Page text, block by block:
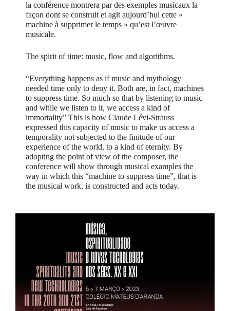
la conférence montrera par des exemples musicaux la
façon dont se construit et agit aujourd’hui cette «
machine à supprimer le temps » qu’est l’œuvre
musicale.
The spirit of time: music, flow and algorithms.
“Everything happens as if music and mythology
needed time only to deny it. Both are, in fact, machines
to suppress time. So much so that by listening to music
and while we listen to it, we access a kind of
immortality” This is how Claude Lévi-Strauss
expressed this capacity of music to make us access a
temporality not subjected to the finitude of our
experience of the world, to a kind of eternity. By
adopting the point of view of the composer, the
conference will show through musical examples the
way in which this “machine to suppress time”, that is
the musical work, is constructed and acts today.